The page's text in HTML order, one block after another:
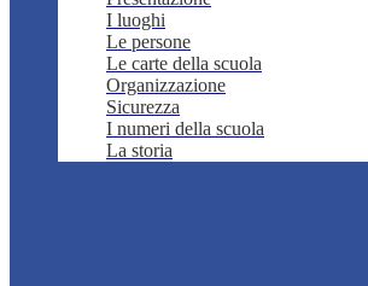
I luoghi
Le persone
Le carte della scuola
Organizzazione
Sicurezza
I numeri della scuola
La storia